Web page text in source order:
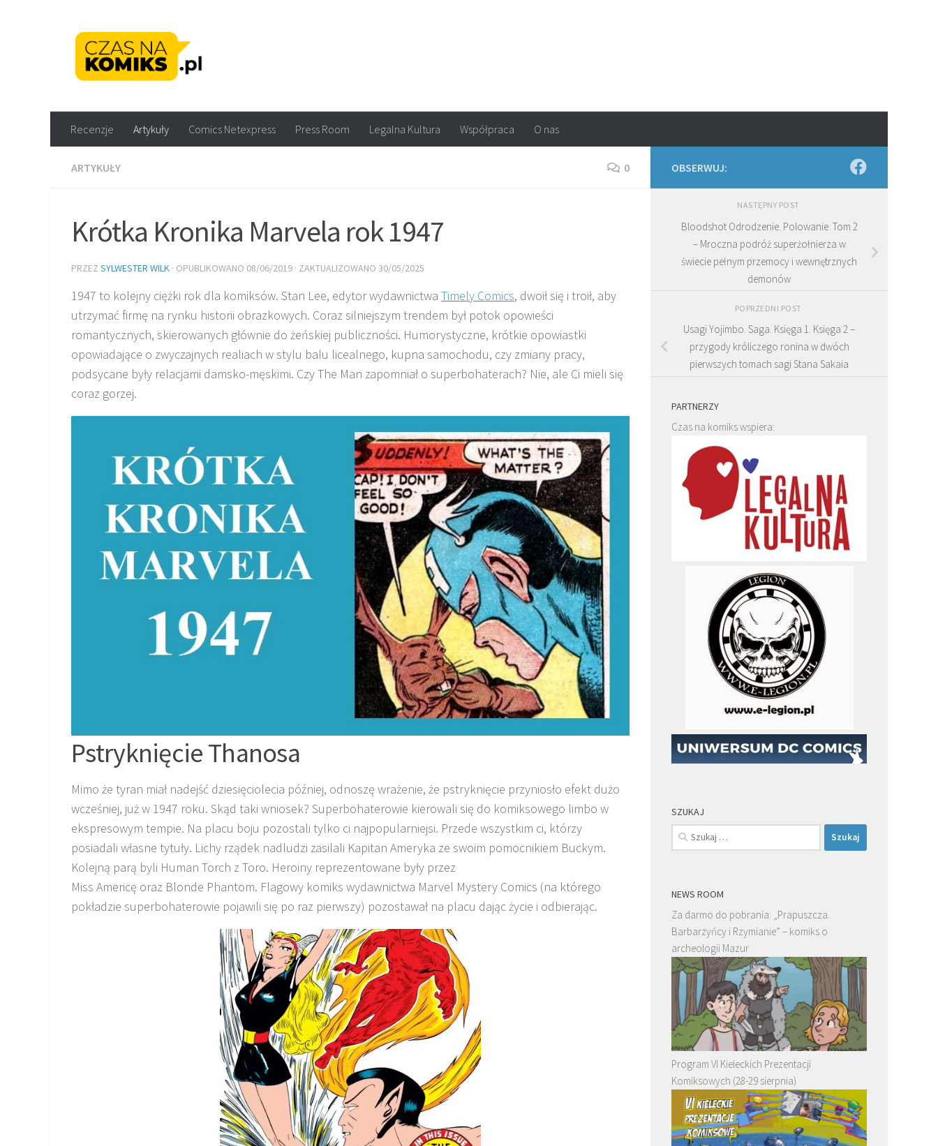
Recenzje Artykuły Comics Netexpress Press Room Legalna Kultura Współpraca O nas
ARTYKUŁY 0
Krótka Kronika Marvela rok 1947
PRZEZ SYLWESTER WILK · OPUBLIKOWANO 08/06/2019 · ZAKTUALIZOWANO 30/05/2025
1947 to kolejny ciężki rok dla komiksów. Stan Lee, edytor wydawnictwa Timely Comics, dwoił się i troił, aby
utrzymać firmę na rynku historii obrazkowych. Coraz silniejszym trendem był potok opowieści
romantycznych, skierowanych głównie do żeńskiej publiczności. Humorystyczne, krótkie opowiastki
opowiadające o zwyczajnych realiach w stylu balu licealnego, kupna samochodu, czy zmiany pracy,
podsycane były relacjami damsko-męskimi. Czy The Man zapomniał o superbohaterach? Nie, ale Ci mieli się
coraz gorzej.
Pstryknięcie Thanosa
Mimo że tyran miał nadejść dziesięciolecia później, odnoszę wrażenie, że pstryknięcie przyniosło efekt dużo
wcześniej, już w 1947 roku. Skąd taki wniosek? Superbohaterowie kierowali się do komiksowego limbo w
ekspresowym tempie. Na placu boju pozostali tylko ci najpopularniejsi. Przede wszystkim ci, którzy
posiadali własne tytuły. Lichy rządek nadludzi zasilali Kapitan Ameryka ze swoim pomocnikiem Buckym.
Kolejną parą byli Human Torch z Toro. Heroiny reprezentowane były przez
Miss Americę oraz Blonde Phantom. Flagowy komiks wydawnictwa Marvel Mystery Comics (na którego
pokładzie superbohaterowie pojawili się po raz pierwszy) pozostawał na placu dając życie i odbierając.
OBSERWUJ:
NASTĘPNY POST
Bloodshot Odrodzenie. Polowanie. Tom 2
– Mroczna podróż superżołnierza w
świecie pełnym przemocy i wewnętrznych
demonów
POPRZEDNI POST
Usagi Yojimbo. Saga. Księga 1. Księga 2 –
przygody króliczego ronina w dwóch
pierwszych tomach sagi Stana Sakaia
PARTNERZY
Czas na komiks wspiera:
SZUKAJ
Szukaj:
NEWS ROOM
Za darmo do pobrania: „Prapuszcza.
Barbarzyńcy i Rzymianie” – komiks o
archeologii Mazur
Program VI Kieleckich Prezentacji
Komiksowych (28-29 sierpnia)